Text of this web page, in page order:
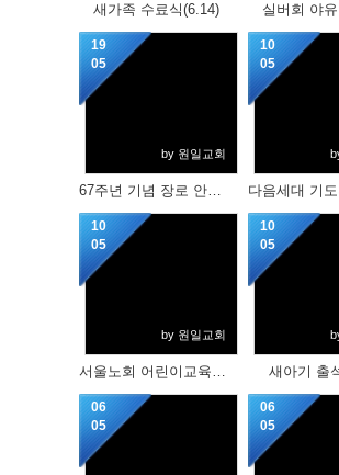
새가족 수료식(6.14) 실버회 야
19
05
by 원일교회
67주년 기념 장로 안수집사 권사 임직예식(5.17)
10
05
10
05
by 원일교회
서울노회 어린이교육대회 시상(5.10)
10
05
새아기 출
06
05
06
05